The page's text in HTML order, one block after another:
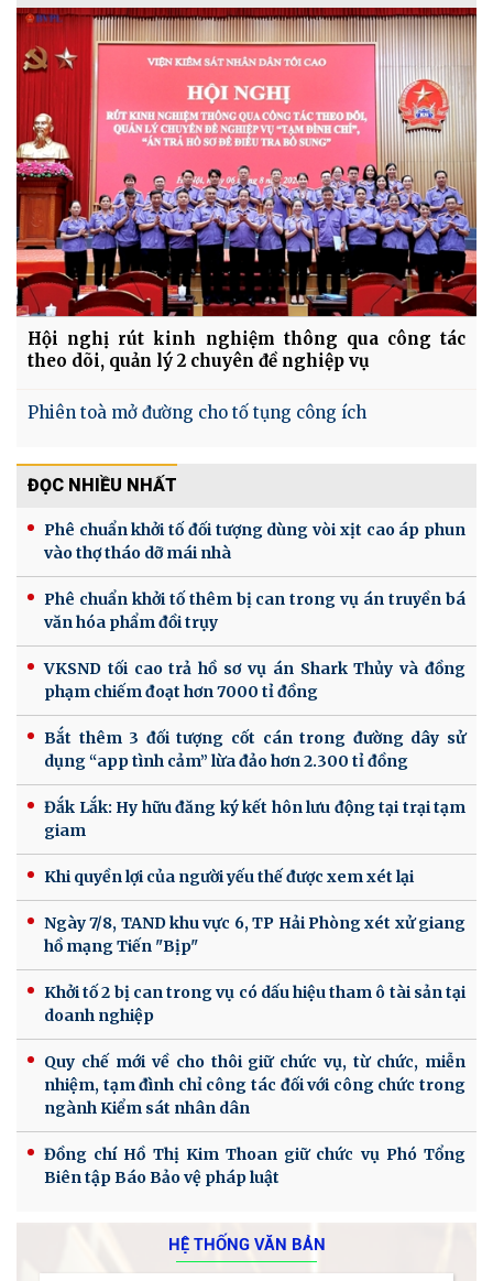
Hội nghị rút kinh nghiệm thông qua công tác
theo dõi, quản lý 2 chuyên đề nghiệp vụ
Phiên toà mở đường cho tố tụng công ích
ĐỌC NHIỀU NHẤT
Phê chuẩn khởi tố đối tượng dùng vòi xịt cao áp phun
vào thợ tháo dỡ mái nhà
Phê chuẩn khởi tố thêm bị can trong vụ án truyền bá
văn hóa phẩm đồi trụy
VKSND tối cao trả hồ sơ vụ án Shark Thủy và đồng
phạm chiếm đoạt hơn 7000 tỉ đồng
Bắt thêm 3 đối tượng cốt cán trong đường dây sử
dụng “app tình cảm” lừa đảo hơn 2.300 tỉ đồng
Đắk Lắk: Hy hữu đăng ký kết hôn lưu động tại trại tạm
giam
Khi quyền lợi của người yếu thế được xem xét lại
Ngày 7/8, TAND khu vực 6, TP Hải Phòng xét xử giang
hồ mạng Tiến "Bịp"
Khởi tố 2 bị can trong vụ có dấu hiệu tham ô tài sản tại
doanh nghiệp
Quy chế mới về cho thôi giữ chức vụ, từ chức, miễn
nhiệm, tạm đình chỉ công tác đối với công chức trong
ngành Kiểm sát nhân dân
Đồng chí Hồ Thị Kim Thoan giữ chức vụ Phó Tổng
Biên tập Báo Bảo vệ pháp luật
HỆ THỐNG VĂN BẢN